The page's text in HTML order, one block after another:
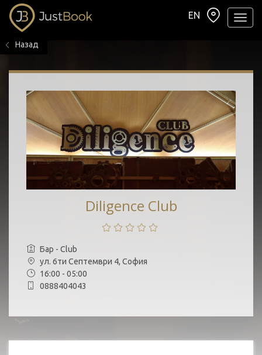
EN
Назад
Diligence Club
Бар - Club
ул. 6ти Септември 4, София
16:00 - 05:00
0888404043